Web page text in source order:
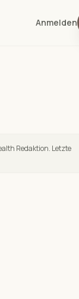
Anmelden
Redaktion. Letzte